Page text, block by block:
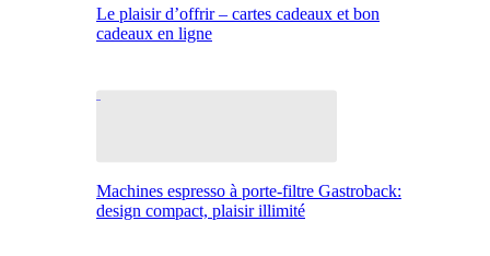
Le plaisir d’offrir – cartes cadeaux et bon
cadeaux en ligne
Machines espresso à porte-filtre Gastroback:
design compact, plaisir illimité